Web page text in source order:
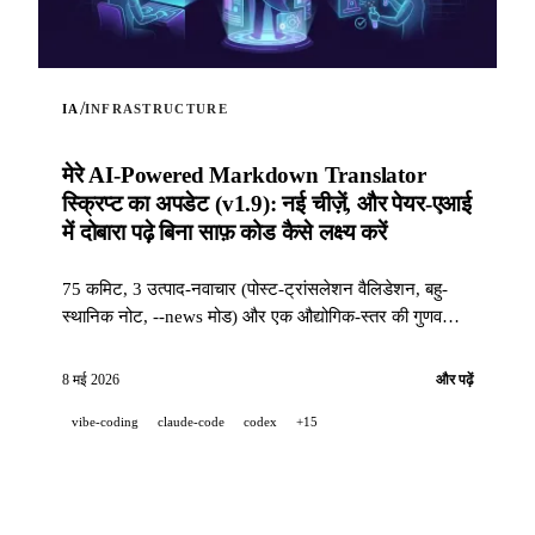
IA /INFRASTRUCTURE
मेरे AI-Powered Markdown Translator
स्क्रिप्ट का अपडेट (v1.9): नई चीज़ें, और पेयर-एआई
में दोबारा पढ़े बिना साफ़ कोड कैसे लक्ष्य करें
75 कमिट, 3 उत्पाद-नवाचार (पोस्ट-ट्रांसलेशन वैलिडेशन, बहु-
स्थानिक नोट, --news मोड) और एक औद्योगिक-स्तर की गुणवत्ता
जब कोई प्रोजेक्ट 100 % पेयर-एआई में विकसित हो तो भी साफ़
8 मई 2026 और पढ़ें
vibe-coding claude-code codex +15